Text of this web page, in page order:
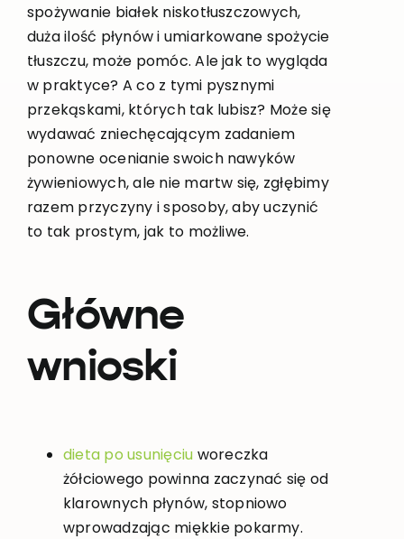
spożywanie białek niskotłuszczowych,
duża ilość płynów i umiarkowane spożycie
tłuszczu, może pomóc. Ale jak to wygląda
w praktyce? A co z tymi pysznymi
przekąskami, których tak lubisz? Może się
wydawać zniechęcającym zadaniem
ponowne ocenianie swoich nawyków
żywieniowych, ale nie martw się, zgłębimy
razem przyczyny i sposoby, aby uczynić
to tak prostym, jak to możliwe.
Główne
wnioski
dieta po usunięciu woreczka
żółciowego powinna zaczynać się od
klarownych płynów, stopniowo
wprowadzając miękkie pokarmy.